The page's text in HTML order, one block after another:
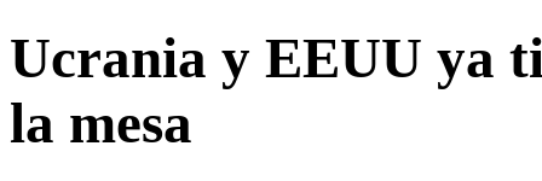
Ucrania y EEUU ya
la mesa